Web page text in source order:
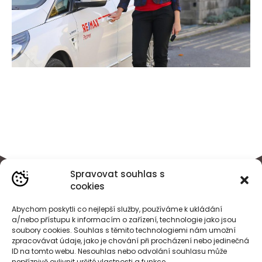
Spravovat souhlas s
cookies
Abychom poskytli co nejlepší služby, používáme k ukládání
a/nebo přístupu k informacím o zařízení, technologie jako jsou
soubory cookies. Souhlas s těmito technologiemi nám umožní
zpracovávat údaje, jako je chování při procházení nebo jedinečná
ID na tomto webu. Nesouhlas nebo odvolání souhlasu může